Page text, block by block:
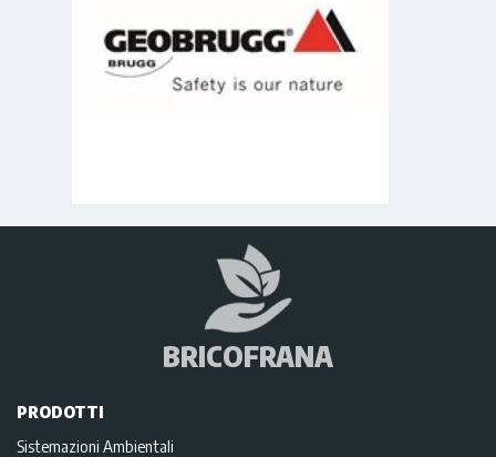
BRICOFRANA
PRODOTTI
Sistemazioni Ambientali